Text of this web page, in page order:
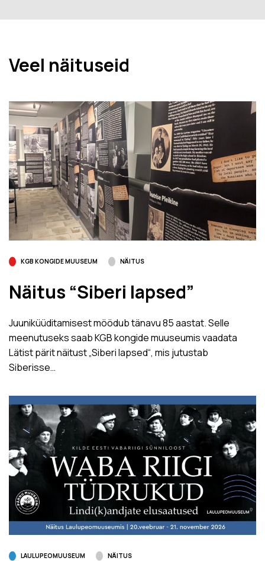
Veel näituseid
KGB KONGIDE MUUSEUM NÄITUS
Näitus “Siberi lapsed”
Juuniküüditamisest möödub tänavu 85 aastat. Selle
meenutuseks saab KGB kongide muuseumis vaadata
Lätist pärit näitust „Siberi lapsed“, mis jutustab
Siberisse…
LAULUPEOMUUSEUM NÄITUS